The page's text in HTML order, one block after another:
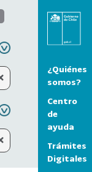
¿Quiénes
somos?
Centro
de
ayuda
Trámites
Digitales